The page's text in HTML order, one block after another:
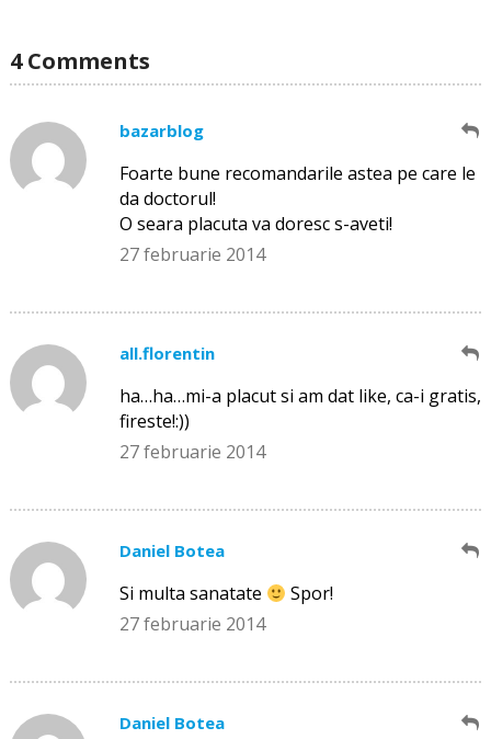
4 Comments
bazarblog
Foarte bune recomandarile astea pe care le
da doctorul!
O seara placuta va doresc s-aveti!
27 februarie 2014
all.florentin
ha…ha…mi-a placut si am dat like, ca-i gratis,
fireste!:))
27 februarie 2014
Daniel Botea
Si multa sanatate
Spor!
27 februarie 2014
Daniel Botea